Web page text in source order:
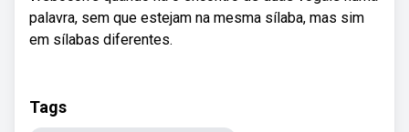
palavra, sem que estejam na mesma sílaba, mas sim
em sílabas diferentes.
Tags